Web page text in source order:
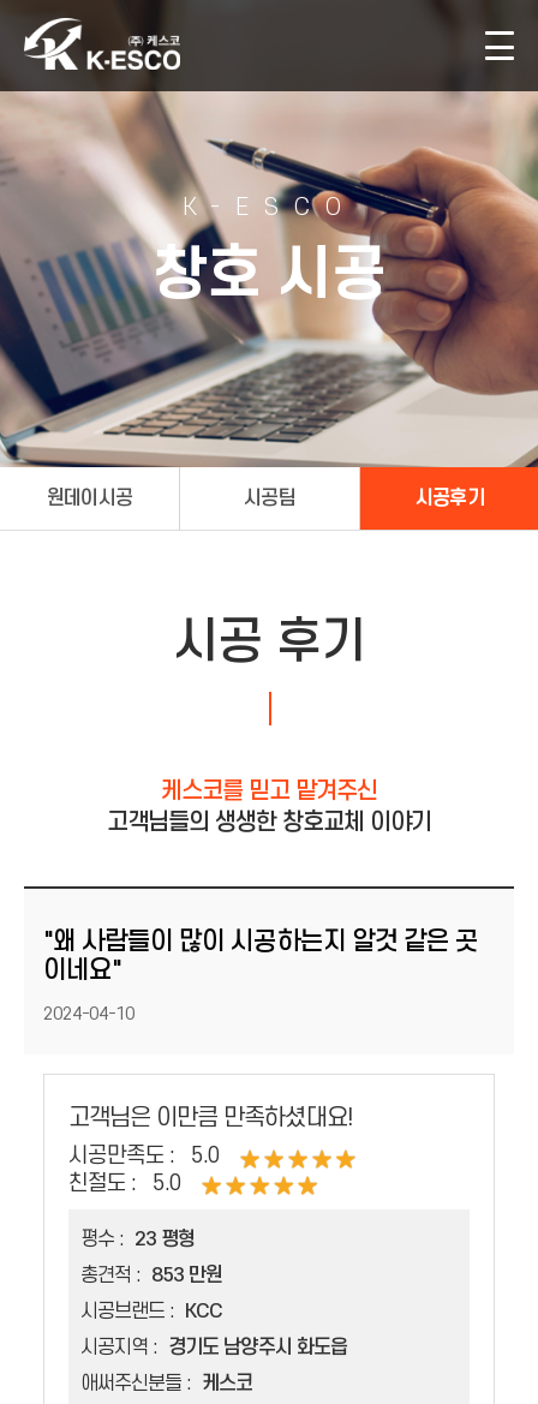
K-ESCO
창호 시공
원데이시공 시공팀 시공후기
시공 후기
케스코를 믿고 맡겨주신
고객님들의 생생한 창호교체 이야기
"왜 사람들이 많이 시공하는지 알것 같은 곳
이네요"
등록일
2024-04-10
고객님은 이만큼 만족하셨대요!
시공만족도 :
5.0
친절도 :
5.0
평수 :
23 평형
총견적 :
853 만원
시공브랜드 :
KCC
시공지역 :
경기도 남양주시 화도읍
애써주신분들 :
케스코